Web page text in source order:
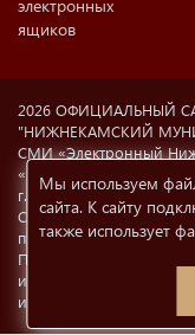
электронных
ящиков
2026 ОФИЦИАЛЬНЫЙ
"НИЖНЕКАМСКИЙ
СМИ «Электронный
«Информационный
г.Нижнекамск, ул.
СМИ Эл №77-8606 от
печати,
При использовании
источник информации
информации
Мы используем
сайта. К сайту
также использует